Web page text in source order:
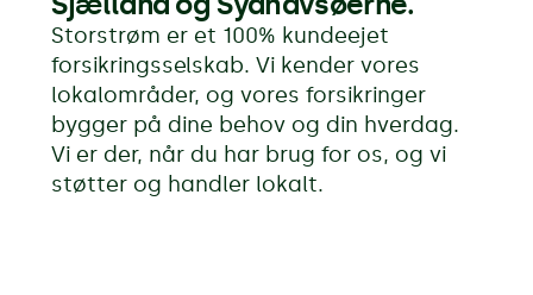
Storstrøm er et 100% kundeejet
forsikringsselskab. Vi kender vores
lokalområder, og vores forsikringer
bygger på dine behov og din hverdag.
Vi er der, når du har brug for os, og vi
støtter og handler lokalt.